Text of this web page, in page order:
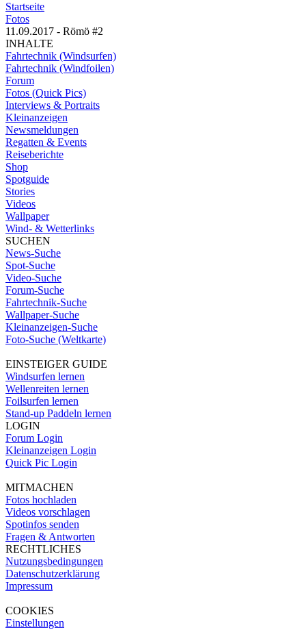
Startseite
Fotos
11.09.2017 - Römö #2
INHALTE
Fahrtechnik (Windsurfen)
Fahrtechnik (Windfoilen)
Forum
Fotos (Quick Pics)
Interviews & Portraits
Kleinanzeigen
Newsmeldungen
Regatten & Events
Reiseberichte
Shop
Spotguide
Stories
Videos
Wallpaper
Wind- & Wetterlinks
SUCHEN
News-Suche
Spot-Suche
Video-Suche
Forum-Suche
Fahrtechnik-Suche
Wallpaper-Suche
Kleinanzeigen-Suche
Foto-Suche (Weltkarte)
EINSTEIGER GUIDE
Windsurfen lernen
Wellenreiten lernen
Foilsurfen lernen
Stand-up Paddeln lernen
LOGIN
Forum Login
Kleinanzeigen Login
Quick Pic Login
MITMACHEN
Fotos hochladen
Videos vorschlagen
Spotinfos senden
Fragen & Antworten
RECHTLICHES
Nutzungsbedingungen
Datenschutzerklärung
Impressum
COOKIES
Einstellungen